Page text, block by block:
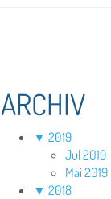
ARCHIV
▼ 2019
Jul 2019
Mai 2019
▼ 2018